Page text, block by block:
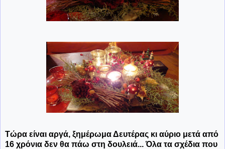
Τώρα είναι αργά, ξημέρωμα Δευτέρας κι αύριο μετά από
16 χρόνια δεν θα πάω στη δουλειά... Όλα τα σχέδια που